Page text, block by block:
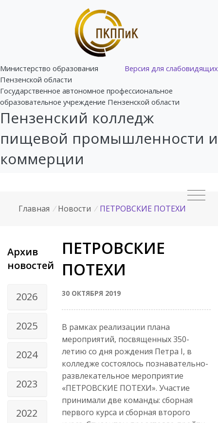
Версия для слабовидящих
Министерство образования
Пензенской области
Государственное автономное профессиональное
образовательное учреждение Пензенской области
Пензенский колледж
пищевой промышленности и
коммерции
Главная / Новости / ПЕТРОВСКИЕ ПОТЕХИ
Архив
новостей
2026
2025
2024
2023
2022
ПЕТРОВСКИЕ
ПОТЕХИ
30 ОКТЯБРЯ 2019
В рамках реализации плана
мероприятий, посвященных 350-
летию со дня рождения Петра I, в
колледже состоялось познавательно-
развлекательное мероприятие
«ПЕТРОВСКИЕ ПОТЕХИ». Участие
принимали две команды: сборная
первого курса и сборная второго